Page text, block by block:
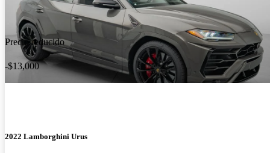
Precio reducido
-$13,000
2022 Lamborghini Urus